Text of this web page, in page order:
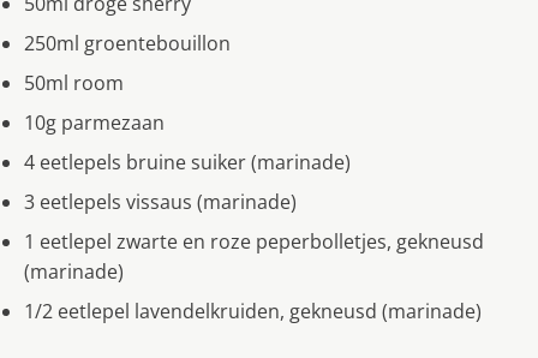
250ml groentebouillon
50ml room
10g parmezaan
4 eetlepels bruine suiker (marinade)
3 eetlepels vissaus (marinade)
1 eetlepel zwarte en roze peperbolletjes, gekneusd
(marinade)
1/2 eetlepel lavendelkruiden, gekneusd (marinade)